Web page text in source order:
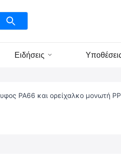
Ειδήσεις
PA66 και ορείχαλκο μονωτή